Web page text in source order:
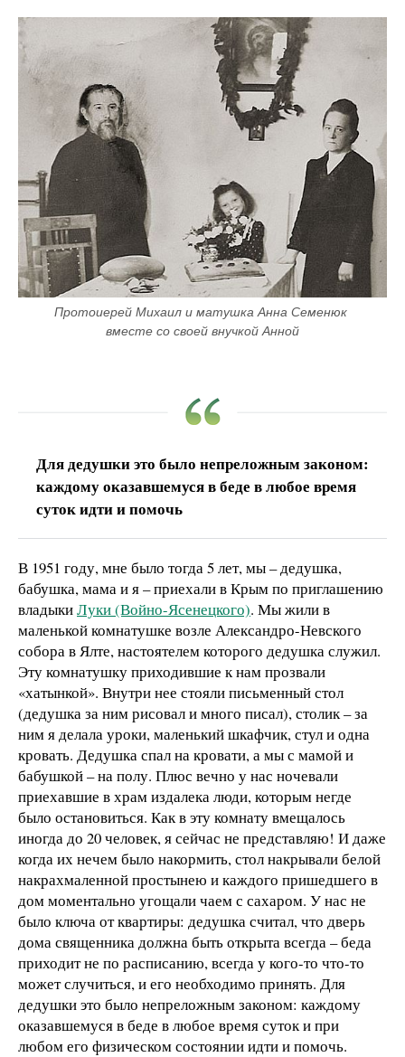
Протоиерей Михаил и матушка Анна Семенюк
вместе со своей внучкой Анной
Для дедушки это было непреложным законом:
каждому оказавшемуся в беде в любое время
суток идти и помочь
В 1951 году, мне было тогда 5 лет, мы – дедушка,
бабушка, мама и я – приехали в Крым по приглашению
владыкиЛуки (Войно-Ясенецкого). Мы жили в
маленькой комнатушке возле Александро-Невского
собора в Ялте, настоятелем которого дедушка служил.
Эту комнатушку приходившие к нам прозвали
«хатынкой». Внутри нее стояли письменный стол
(дедушка за ним рисовал и много писал), столик – за
ним я делала уроки, маленький шкафчик, стул и одна
кровать. Дедушка спал на кровати, а мы с мамой и
бабушкой – на полу. Плюс вечно у нас ночевали
приехавшие в храм издалека люди, которым негде
было остановиться. Как в эту комнату вмещалось
иногда до 20 человек, я сейчас не представляю! И даже
когда их нечем было накормить, стол накрывали белой
накрахмаленной простынею и каждого пришедшего в
дом моментально угощали чаем с сахаром. У нас не
было ключа от квартиры: дедушка считал, что дверь
дома священника должна быть открыта всегда – беда
приходит не по расписанию, всегда у кого-то что-то
может случиться, и его необходимо принять. Для
дедушки это было непреложным законом: каждому
оказавшемуся в беде в любое время суток и при
любом его физическом состоянии идти и помочь.